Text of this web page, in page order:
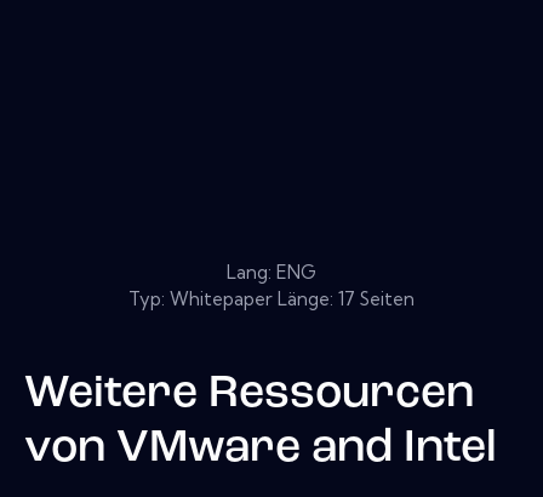
Lang: ENG
Typ: Whitepaper Länge: 17 Seiten
Weitere Ressourcen
von VMware and Intel